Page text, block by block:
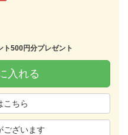
ト500円分プレゼント
入れる
こちら
ございます